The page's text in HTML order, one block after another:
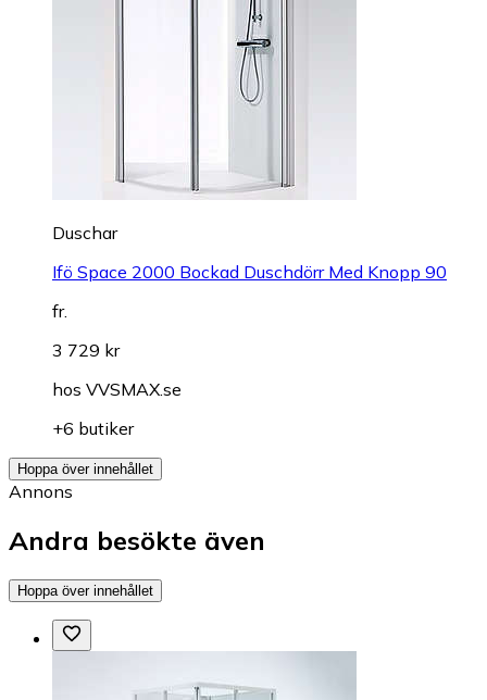
Duschar
Ifö Space 2000 Bockad Duschdörr Med Knopp 90
fr.
3 729 kr
hos VVSMAX.se
+6 butiker
Hoppa över innehållet
Annons
Andra besökte även
Hoppa över innehållet